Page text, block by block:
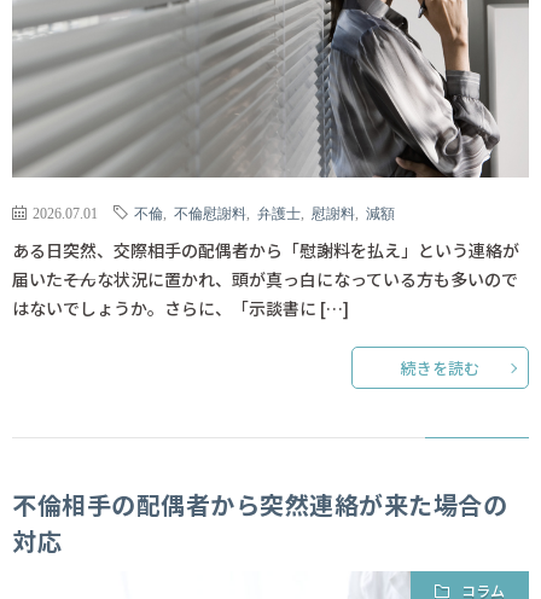
2026.07.01 不倫 不倫慰謝料 弁護士 慰謝料 減額
ある日突然、交際相手の配偶者から「慰謝料を払え」という連絡が
届いた――そんな状況に置かれ、頭が真っ白になっている方も多いので
はないでしょうか。さらに、「示談書に […]
続きを読む
不倫相手の配偶者から突然連絡が来た場合の
対応
コラム